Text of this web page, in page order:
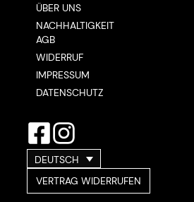
ÜBER UNS
NACHHALTIGKEIT
AGB
WIDERRUF
IMPRESSUM
DATENSCHUTZ
DEUTSCH
VERTRAG WIDERRUFEN